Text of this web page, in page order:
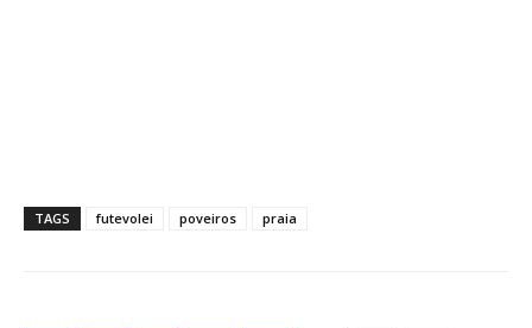
TAGS futevolei poveiros praia